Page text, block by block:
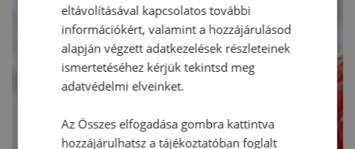
eltávolításával kapcsolatos további
információkért, valamint a hozzájárulásod
alapján végzett adatkezelések részleteinek
ismertetéséhez kérjük tekintsd meg
adatvédelmi elveinket.
Az Összes elfogadása gombra kattintva
hozzájárulhatsz a tájékoztatóban foglalt